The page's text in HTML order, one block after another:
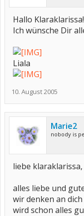
Hallo Klaraklarissa!
Ich wünsche Dir
Liala
10. August 2005
Marie2
nobody is
liebe klaraklarissa,
alles liebe und
wir denken an
wird schon alles